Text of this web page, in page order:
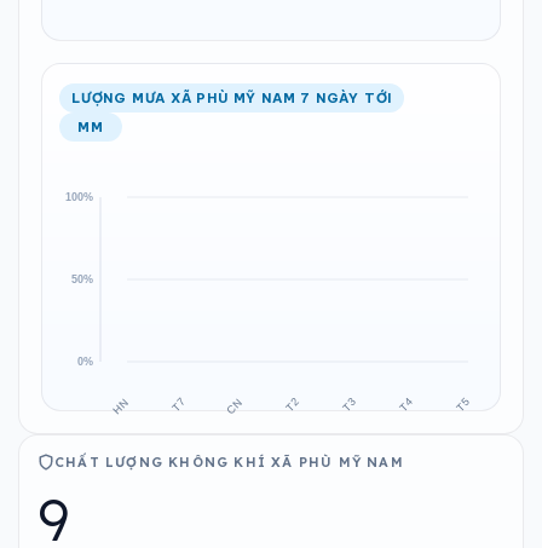
LƯỢNG MƯA XÃ PHÙ MỸ NAM 7 NGÀY TỚI
MM
CHẤT LƯỢNG KHÔNG KHÍ XÃ PHÙ MỸ NAM
9